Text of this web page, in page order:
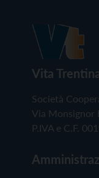
Vita
Società
Via Monsignor
P.IVA e C.F.